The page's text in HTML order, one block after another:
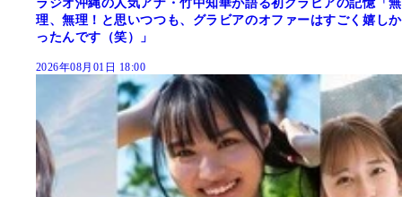
ラジオ沖縄の人気アナ・竹中知華が語る初グラビアの記憶「無
理、無理！と思いつつも、グラビアのオファーはすごく嬉しか
ったんです（笑）」
2026年08月01日 18:00